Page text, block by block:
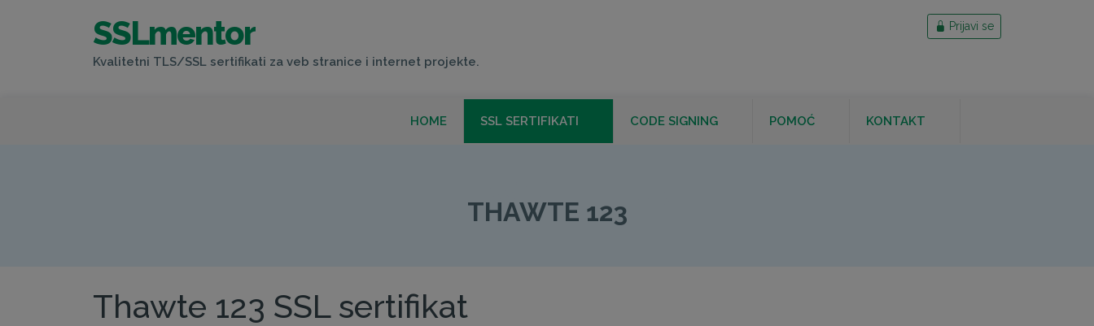
SSLmentor
Kvalitetni TLS/SSL sertifikati za veb stranice i internet projekte.
Prijavi se
HOME SSL SERTIFIKATI CODE SIGNING POMOĆ KONTAKT
THAWTE 123
THAWTE 123
Thawte 123 SSL sertifikat